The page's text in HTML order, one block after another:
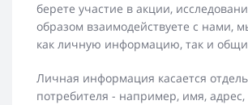
берете участие в акции,
образом взаимодействуете с нами,
как личную информацию, так и
Личная информация касается
потребителя - например, имя,